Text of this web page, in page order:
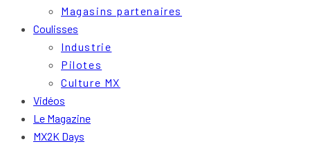
Magasins partenaires
Coulisses
Industrie
Pilotes
Culture MX
Vidéos
Le Magazine
MX2K Days